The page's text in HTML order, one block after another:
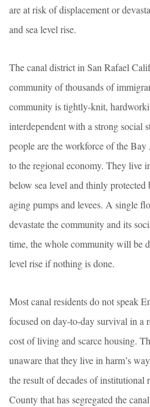
are at risk of displacement or
and sea level rise.
The canal district in San Rafael
community of thousands of
community is tightly-knit,
interdependent with a strong social
people are the workforce of the
to the regional economy. They live
below sea level and thinly protected
aging pumps and levees. A single
devastate the community and its
time, the whole community will be
level rise if nothing is done.
Most canal residents do not speak
focused on day-to-day survival in a
cost of living and scarce housing.
unaware that they live in harm’s
the result of decades of institutional
County that has segregated the